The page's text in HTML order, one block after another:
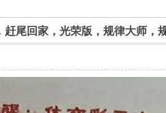
尾回家，光荣版，规律大师，